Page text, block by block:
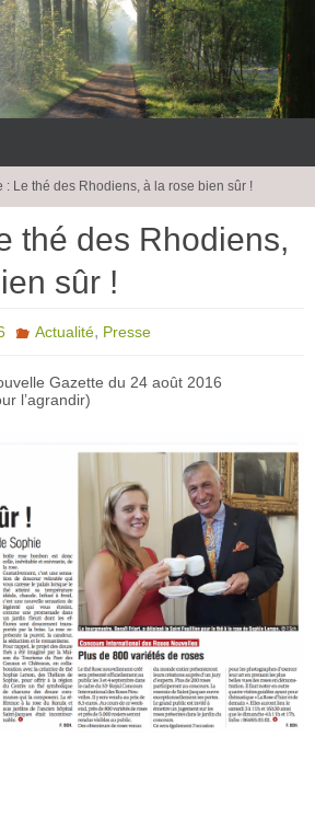
: Le thé des Rhodiens, à la rose bien sûr !
thé des Rhodiens,
sûr !
Actualité, Presse
Gazette du 24 août 2016
l’agrandir)